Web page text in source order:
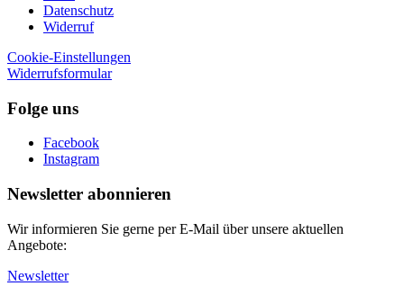
Datenschutz
Widerruf
Cookie-Einstellungen
Widerrufsformular
Folge uns
Facebook
Instagram
Newsletter abonnieren
Wir informieren Sie gerne per E-Mail über unsere aktuellen
Angebote:
Newsletter